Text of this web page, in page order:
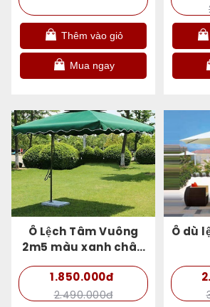
Thêm vào giỏ
Mua ngay
Ô Lệch Tâm Vuông
2m5 màu xanh chân
đế có bánh xe
1.850.000đ
2.490.000đ
Ô dù